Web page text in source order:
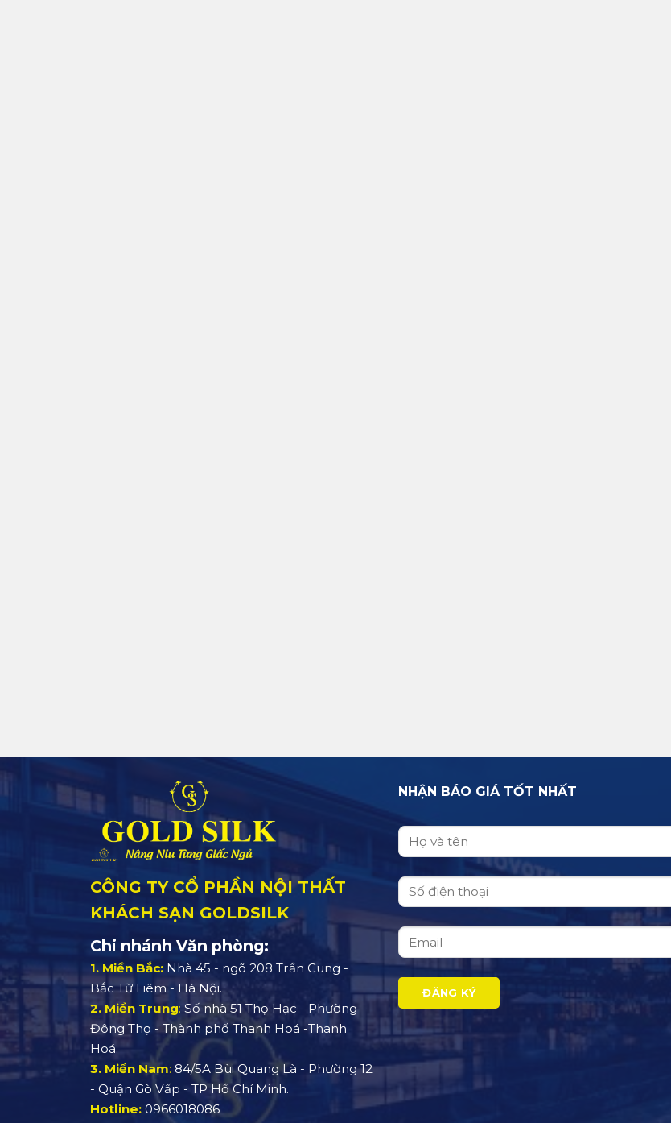
CÔNG TY CỔ PHẦN NỘI THẤT
KHÁCH SẠN GOLDSILK
Chi nhánh Văn phòng:
1. Miền Bắc: Nhà 45 - ngõ 208 Trần Cung -
Bắc Từ Liêm - Hà Nội.
2. Miền Trung: Số nhà 51 Thọ Hạc - Phường
Đông Thọ - Thành phố Thanh Hoá -Thanh
Hoá.
3. Miền Nam: 84/5A Bùi Quang Là - Phường 12
- Quận Gò Vấp - TP Hồ Chí Minh.
Hotline: 0966018086
NHẬN BÁO GIÁ TỐT NHẤT